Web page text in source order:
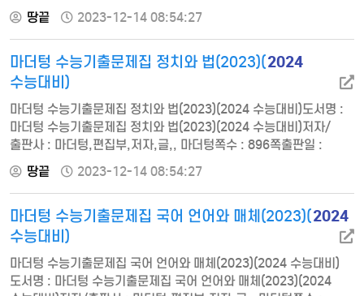
2022-12-01ISBN : 9791168591981정가 : 19900〈단원별〉
Ⅰ. 고체 지구의 변화 1. 지권의 변동 01. 대륙 이동과 판 구조론 02.
대륙의 분포와 변화 03. 맨틀 대류와 플룸 구조론 04. 변동대와
화성암 2. 지구의 역사 01. 퇴적 구조와 환경 02. 지질 구조 03.
지사 해석 …
땅끝 2023-12-14 08:54:27
마더텅 수능기출문제집 정치와 법(2023)(2024
수능대비)
마더텅 수능기출문제집 정치와 법(2023)(2024 수능대비)도서명 :
마더텅 수능기출문제집 정치와 법(2023)(2024 수능대비)저자/
출판사 : 마더텅,편집부,저자,글,, 마더텅쪽수 : 896쪽출판일 :
2022-12-01ISBN : 9791168591936정가 : 19900특급 부록 -
정치와 법 핵심 법 조문 분석 특강 1. 민주 정치와 법 01. 정치의
의미와 기능 02. 법의 이념 2. 민주주의와 법치주의 01. 민주주의
의미와 발전 과정 02. 민주주의와 법치주의 3. 헌법의 의의와 기본
원리 01. 헌법의 의미와 의의…
땅끝 2023-12-14 08:54:27
마더텅 수능기출문제집 국어 언어와 매체(2023)(2024
수능대비)
마더텅 수능기출문제집 국어 언어와 매체(2023)(2024 수능대비)
도서명 : 마더텅 수능기출문제집 국어 언어와 매체(2023)(2024